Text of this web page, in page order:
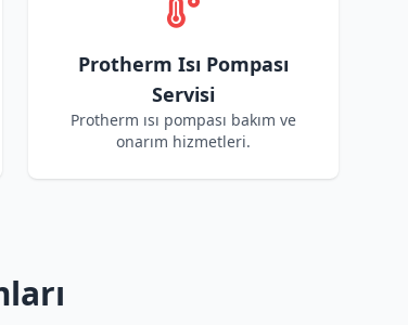
Protherm Isı Pompası
Servisi
Protherm ısı pompası bakım ve
onarım hizmetleri.